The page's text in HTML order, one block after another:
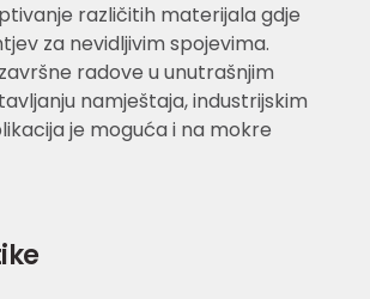
različitih materijala gdje
za nevidljivim spojevima.
radove u unutrašnjim
namještaja, industrijskim
je moguća i na mokre